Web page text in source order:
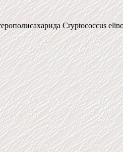
Cryptococcus